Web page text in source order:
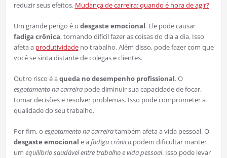
reduzir seus efeitos. Mudança de carreira: quando é hora de agir?
Um grande perigo é o desgaste emocional. Ele pode causar
fadiga crônica, tornando difícil fazer as coisas do dia a dia. Isso
afeta a produtividadeno trabalho. Além disso, pode fazer com que
você se sinta distante de colegas e clientes.
Outro risco é aqueda no desempenho profissional. O
esgotamento na carreirapode diminuir sua capacidade de focar,
tomar decisões e resolver problemas. Isso pode comprometer a
qualidade do seu trabalho.
Por fim, o esgotamento na carreiratambém afeta a vida pessoal. O
desgaste emocional e afadiga crônicapodem dificultar manter
um equilíbrio saudável entre trabalho e vida pessoal. Isso pode levar